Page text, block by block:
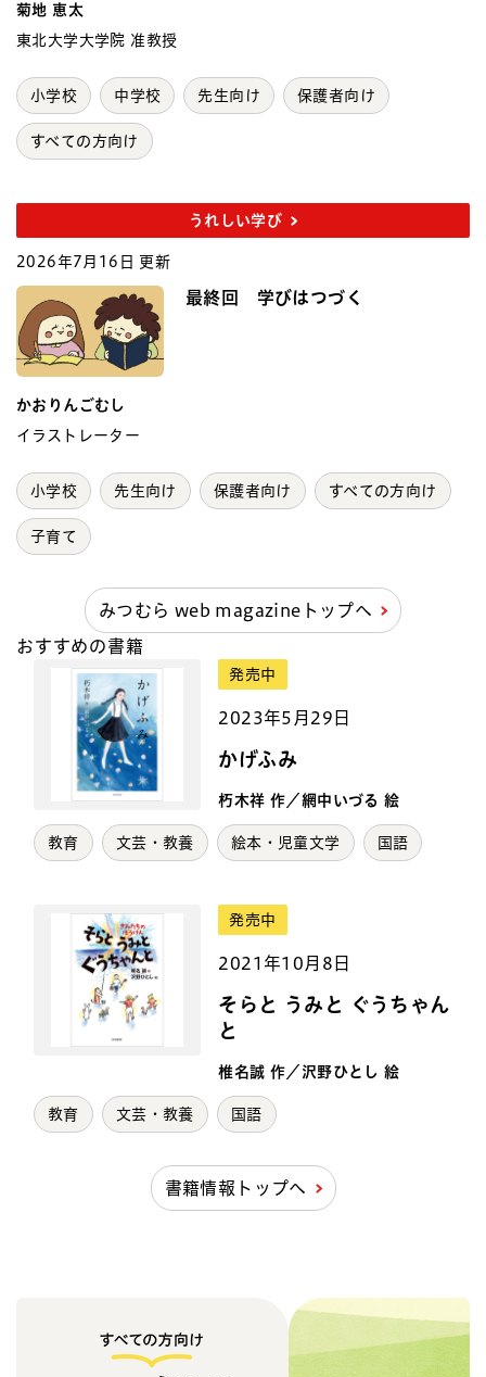
菊地 恵太
東北大学大学院 准教授
小学校 中学校 先生向け 保護者向け
すべての方向け
うれしい学び
2026年7月16日 更新
最終回 学びはつづく
かおりんごむし
イラストレーター
小学校 先生向け 保護者向け すべての方向け
子育て
みつむら web magazineトップへ
おすすめの書籍
発売中
2023年5月29日
かげふみ
朽木祥 作／網中いづる 絵
教育 文芸・教養 絵本・児童文学 国語
発売中
2021年10月8日
そらと うみと ぐうちゃん
と
椎名誠 作／沢野ひとし 絵
教育 文芸・教養 国語
書籍情報トップへ